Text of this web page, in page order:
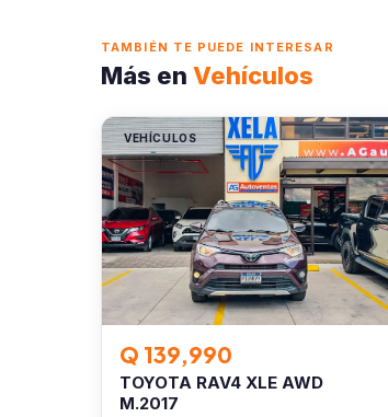
TAMBIÉN TE PUEDE INTERESAR
Más en Vehículos
VEHÍCULOS
Q 139,990
TOYOTA RAV4 XLE AWD
M.2017